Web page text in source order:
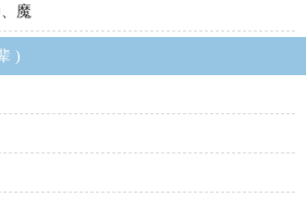
魔
)